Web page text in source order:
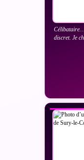
Célibataire…
discret. Je